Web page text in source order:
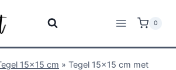
0
15x15 cm » Tegel 15×15 cm met